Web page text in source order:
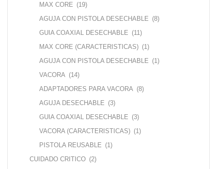
MAX CORE (19)
AGUJA CON PISTOLA DESECHABLE (8)
GUIA COAXIAL DESECHABLE (11)
MAX CORE (CARACTERISTICAS) (1)
AGUJA CON PISTOLA DESECHABLE (1)
VACORA (14)
ADAPTADORES PARA VACORA (8)
AGUJA DESECHABLE (3)
GUIA COAXIAL DESECHABLE (3)
VACORA (CARACTERISTICAS) (1)
PISTOLA REUSABLE (1)
CUIDADO CRITICO (2)